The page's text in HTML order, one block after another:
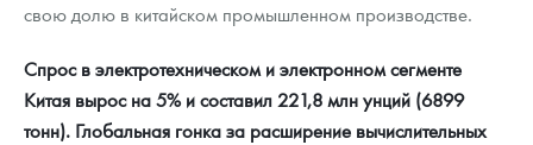
свою долю в китайском промышленном производстве.
Спрос в электротехническом и электронном сегменте
Китая вырос на 5% и составил 221,8 млн унций (6899
тонн). Глобальная гонка за расширение вычислительных